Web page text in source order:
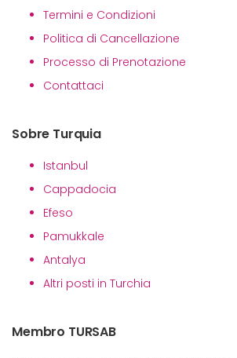
Termini e Condizioni
Politica di Cancellazione
Processo di Prenotazione
Contattaci
Sobre Turquia
Istanbul
Cappadocia
Efeso
Pamukkale
Antalya
Altri posti in Turchia
Membro TURSAB